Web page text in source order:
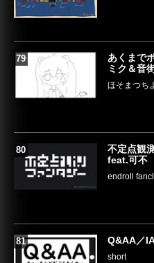
あくまで
ミク＆音
ほそまつち
不定点観
feat.可不
endroll
Q&AA／
short